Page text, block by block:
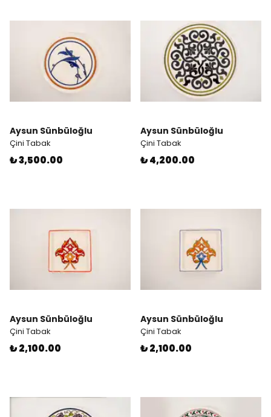
Aysun Sünbüloğlu
Çini Tabak
₺ 3,500.00
Aysun Sünbüloğlu
Çini Tabak
₺ 4,200.00
Aysun Sünbüloğlu
Çini Tabak
₺ 2,100.00
Aysun Sünbüloğlu
Çini Tabak
₺ 2,100.00